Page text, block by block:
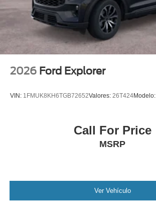
2026 Ford Explorer
VIN: 1FMUK8KH6TGB72652Valores: 26T424Modelo:
Call For Price
MSRP
Ver Vehículo